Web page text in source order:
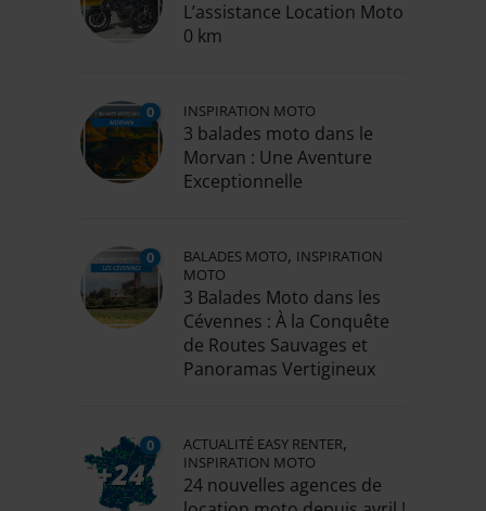
L’assistance Location Moto
0 km
0 INSPIRATION MOTO
3 balades moto dans le
Morvan : Une Aventure
Exceptionnelle
0 BALADES MOTO, INSPIRATION
MOTO
3 Balades Moto dans les
Cévennes : À la Conquête
de Routes Sauvages et
Panoramas Vertigineux
0 ACTUALITÉ EASY RENTER,
INSPIRATION MOTO
24 nouvelles agences de